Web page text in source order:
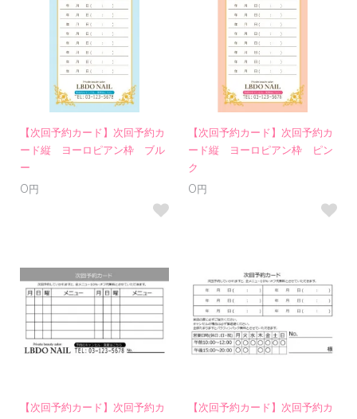
【次回予約カード】次回予約カ
ード縦 ヨーロピアン枠 ブル
ー
0円
【次回予約カード】次回予約カ
ード縦 ヨーロピアン枠 ピン
ク
0円
【次回予約カード】次回予約カ
【次回予約カード】次回予約カ